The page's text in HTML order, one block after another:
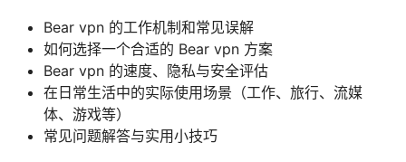
Bear vpn 的工作机制和常见误解
如何选择一个合适的 Bear vpn 方案
Bear vpn 的速度、隐私与安全评估
在日常生活中的实际使用场景（工作、旅行、流媒
体、游戏等）
常见问题解答与实用小技巧